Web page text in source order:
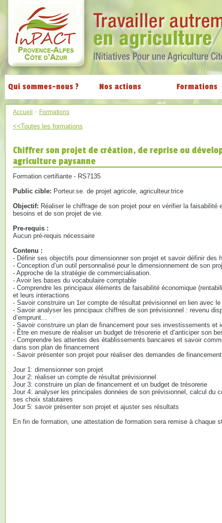
Qui sommes-nous ? Nos actions Formations
Accueil > Formations
<<Toutes les formations
Chiffrer son projet de création, de reprise ou
agriculture paysanne
Formation certifiante - RS7135
Public cible: Porteur.se. de projet agricole, agriculteur.trice
Objectif: Réaliser le chiffrage de son projet pour en vérifier la faisabilité
besoins et de son projet de vie.
Pre-requis :
Aucun pré-requis nécessaire
Contenu :
- Définir ses objectifs pour dimensionner son projet et savoir définir des
- Conception d’un outil personnalisé pour le dimensionnement de son
- Approche de la stratégie de commercialisation.
- Avoir les bases du vocabulaire comptable
- Comprendre les principaux éléments de faisabilité économique
et leurs interactions
- Savoir construire un 1er compte de résultat prévisionnel en lien avec
- Savoir analyser les principaux chiffres de son prévisionnel : revenu
d’emprunt...
- Savoir construire un plan de financement pour ses investissements et
- Être en mesure de réaliser un budget de trésorerie et d’anticiper son
- Comprendre les attentes des établissements bancaires et savoir
dans son plan de financement
- Savoir présenter son projet pour réaliser des demandes de
Jour 1: dimensionner son projet
Jour 2: réaliser un compte de résultat prévisionnel
Jour 3: construire un plan de financement et un budget de trésorerie
Jour 4: analyser les principales données de son prévisionnel, calcul du
ses choix statutaires
Jour 5: savoir présenter son projet et ajuster ses résultats
En fin de formation, une attestation de formation sera remise à chaque